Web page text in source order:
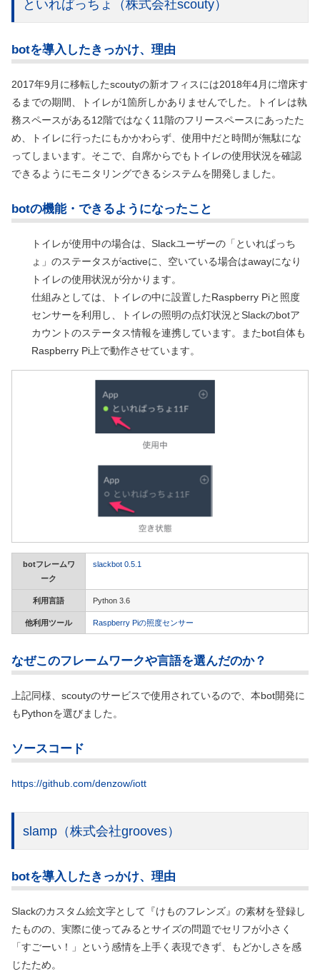
といれぱっちょ （株式会社scouty）
botを導入したきっかけ、理由
2017年9月に移転したscoutyの新オフィスには2018年4月に増床す
るまでの期間、トイレが1箇所しかありませんでした。トイレは執
務スペースがある12階ではなく11階のフリースペースにあったた
め、トイレに行ったにもかかわらず、使用中だと時間が無駄にな
ってしまいます。そこで、自席からでもトイレの使用状況を確認
できるようにモニタリングできるシステムを開発しました。
botの機能・できるようになったこと
トイレが使用中の場合は、Slackユーザーの「といれぱっち
ょ」のステータスがactiveに、空いている場合はawayになり
トイレの使用状況が分かります。
仕組みとしては、トイレの中に設置したRaspberry Piと照度
センサーを利用し、トイレの照明の点灯状況とSlackのbotア
カウントのステータス情報を連携しています。またbot自体も
Raspberry Pi上で動作させています。
botフレームワ
ーク
slackbot 0.5.1
利用言語 Python 3.6
他利用ツール Raspberry Piの照度センサー
なぜこのフレームワークや言語を選んだのか？
上記同様、scoutyのサービスで使用されているので、本bot開発に
もPythonを選びました。
ソースコード
https://github.com/denzow/iott
slamp （株式会社grooves）
botを導入したきっかけ、理由
Slackのカスタム絵文字として『けものフレンズ』の素材を登録し
たものの、実際に使ってみるとサイズの問題でセリフが小さく
「すごーい！」という感情を上手く表現できず、もどかしさを感
じたため。